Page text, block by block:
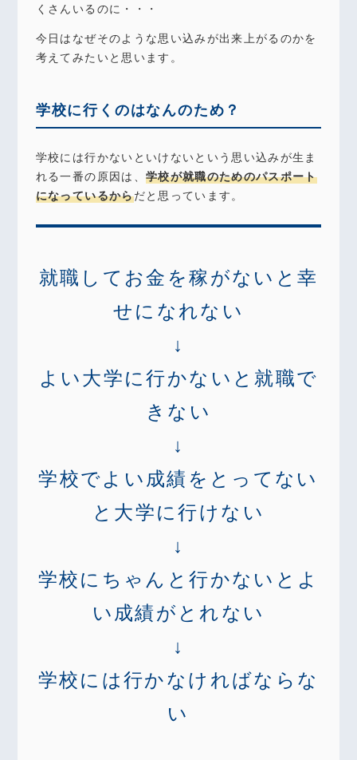
くさんいるのに・・・
今日はなぜそのような思い込みが出来上がるのかを
考えてみたいと思います。
学校に行くのはなんのため？
学校には行かないといけないという思い込みが生ま
れる一番の原因は、 学校が就職のためのパスポート
になっているからだと思っています。
就職してお金を稼がないと幸
せになれない
↓
よい大学に行かないと就職で
きない
↓
学校でよい成績をとってない
と大学に行けない
↓
学校にちゃんと行かないとよ
い成績がとれない
↓
学校には行かなければならな
い